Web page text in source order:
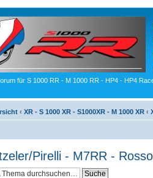
für S 1000 RR - M 1000 RR - HP4 - HP4
‹ XR - S 1000 XR - S1000XR - M 1000 XR ‹
Pirelli - M7RR -